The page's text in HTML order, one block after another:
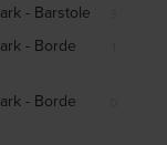
- Barstole
- Borde
- Borde